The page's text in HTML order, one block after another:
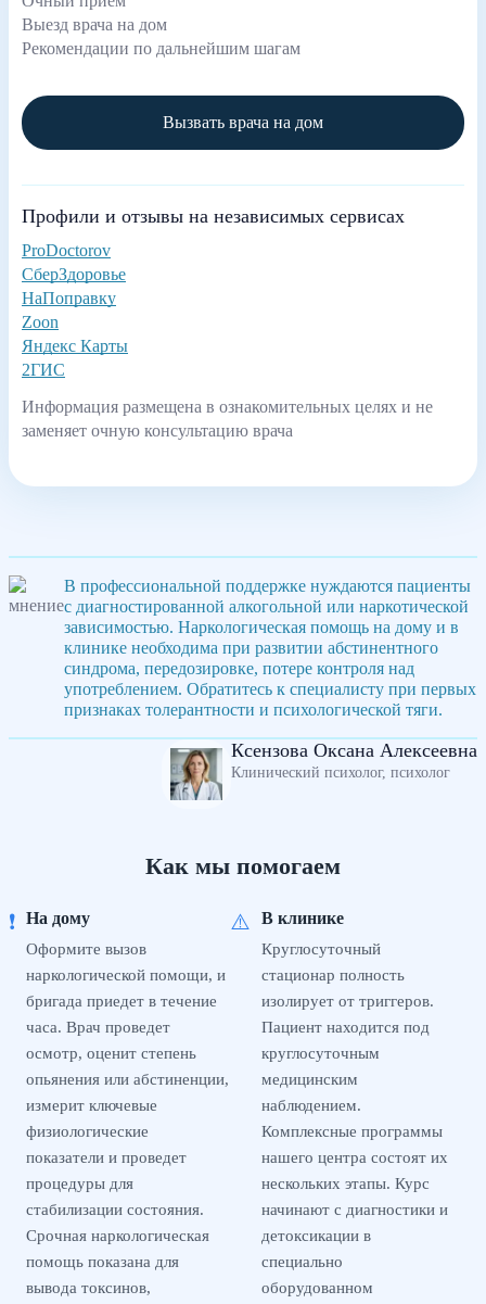
Выезд врача на дом
Рекомендации по дальнейшим шагам
Вызвать врача на дом
Профили и отзывы на независимых сервисах
ProDoctorov
СберЗдоровье
НаПоправку
Zoon
Яндекс Карты
2ГИС
Информация размещена в ознакомительных целях и не
заменяет очную консультацию врача
В профессиональной поддержке нуждаются пациенты
с диагностированной алкогольной или наркотической
зависимостью. Наркологическая помощь на дому и в
клинике необходима при развитии абстинентного
синдрома, передозировке, потере контроля над
употреблением. Обратитесь к специалисту при первых
признаках толерантности и психологической тяги.
Ксензова Оксана Алексеевна
Клинический психолог, психолог
Как мы помогаем
❗ На дому
Оформите вызов
наркологической помощи, и
бригада приедет в течение
часа. Врач проведет
осмотр, оценит степень
опьянения или абстиненции,
измерит ключевые
физиологические
показатели и проведет
процедуры для
стабилизации состояния.
Срочная наркологическая
помощь показана для
вывода токсинов,
⚠️ В клинике
Круглосуточный
стационар полность
изолирует от триггеров.
Пациент находится под
круглосуточным
медицинским
наблюдением.
Комплексные программы
нашего центра состоят их
нескольких этапы. Курс
начинают с диагностики и
детоксикации в
специально
оборудованном